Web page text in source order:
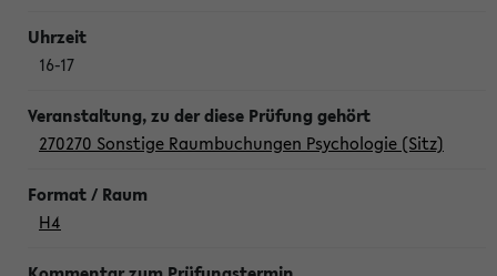
16-17
270270 Sonstige Raumbuchungen Psychologie (Sitz)
H4